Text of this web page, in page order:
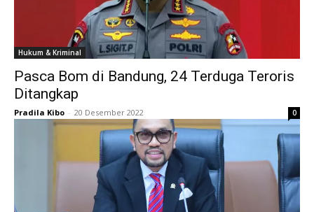
Hukum & Kriminal
Pasca Bom di Bandung, 24 Terduga Teroris
Ditangkap
Pradila Kibo - 20 Desember 2022 0